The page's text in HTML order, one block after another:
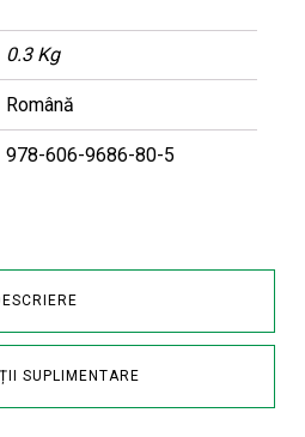
0.3 Kg
Română
978-606-9686-80-5
SUPLIMENTARE